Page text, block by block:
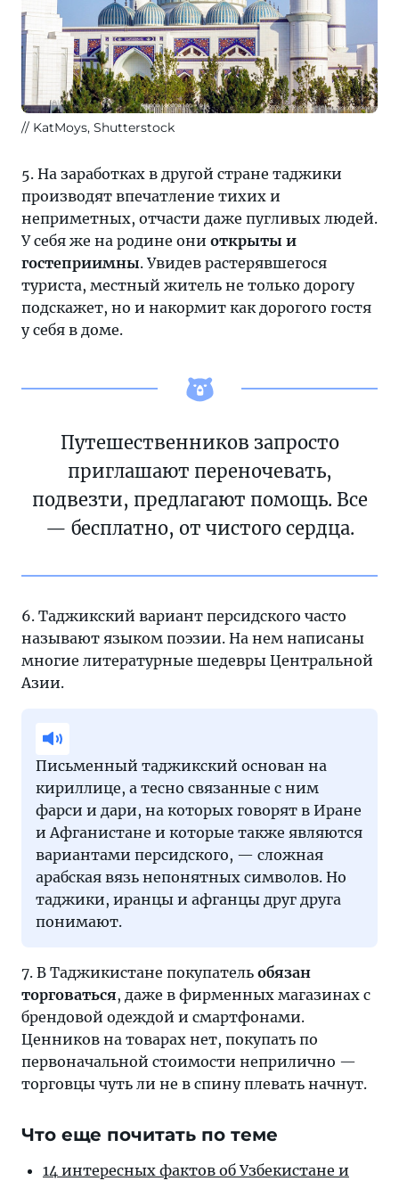
KatMoys, Shutterstock
5. На заработках в другой стране таджики
производят впечатление тихих и
неприметных, отчасти даже пугливых людей.
У себя же на родине они открыты и
гостеприимны. Увидев растерявшегося
туриста, местный житель не только дорогу
подскажет, но и накормит как дорогого гостя
у себя в доме.
Путешественников запросто
приглашают переночевать,
подвезти, предлагают помощь. Все
— бесплатно, от чистого сердца.
6. Таджикский вариант персидского часто
называют языком поэзии. На нем написаны
многие литературные шедевры Центральной
Азии.
Письменный таджикский основан на
кириллице, а тесно связанные с ним
фарси и дари, на которых говорят в Иране
и Афганистане и которые также являются
вариантами персидского, — сложная
арабская вязь непонятных символов. Но
таджики, иранцы и афганцы друг друга
понимают.
7. В Таджикистане покупатель обязан
торговаться, даже в фирменных магазинах с
брендовой одеждой и смартфонами.
Ценников на товарах нет, покупать по
первоначальной стоимости неприлично —
торговцы чуть ли не в спину плевать начнут.
Что еще почитать по теме
14 интересных фактов об Узбекистане и